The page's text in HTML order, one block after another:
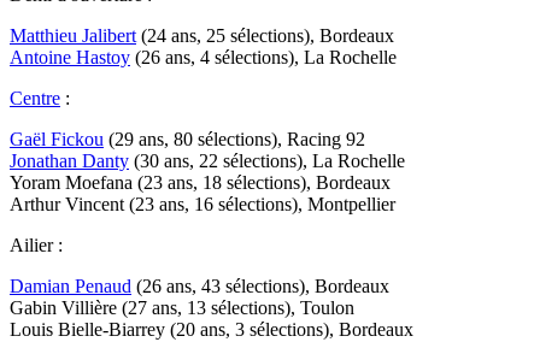
Matthieu Jalibert (24 ans, 25 sélections), Bordeaux
Antoine Hastoy (26 ans, 4 sélections), La Rochelle
Centre :
Gaël Fickou (29 ans, 80 sélections), Racing 92
Jonathan Danty (30 ans, 22 sélections), La Rochelle
Yoram Moefana (23 ans, 18 sélections), Bordeaux
Arthur Vincent (23 ans, 16 sélections), Montpellier
Ailier :
Damian Penaud (26 ans, 43 sélections), Bordeaux
Gabin Villière (27 ans, 13 sélections), Toulon
Louis Bielle-Biarrey (20 ans, 3 sélections), Bordeaux